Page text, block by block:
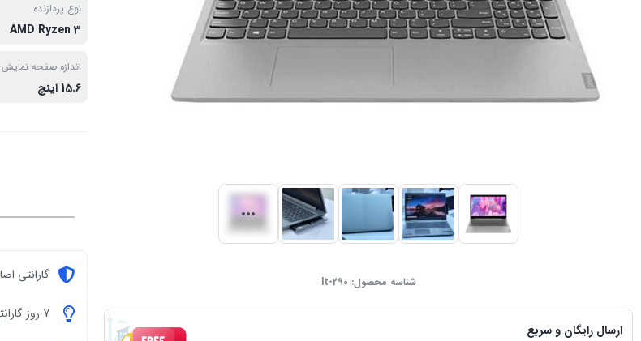
شناسه محصول: lt-290
ارسال رایگان و سریع
نوع پردازنده
AMD Ryzen 3
اندازه صفحه نمایش
15.6 اینچ
گارانتی
7 روز گارانتی بازگشت وجه